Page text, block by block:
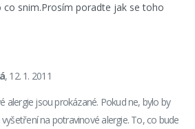
co snim.Prosím poradte jak se toho
, 12. 1. 2011
alergie jsou prokázané. Pokud ne, bylo by
na potravinové alergie. To, co bude